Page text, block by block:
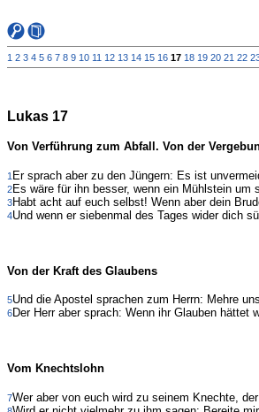
1 2 3 4 5 6 7 8 9 10 11 12 13 14 15 16 17 18 19 20 21 22
Lukas 17
Von Verführung zum Abfall. Von der
1 Er sprach aber zu den Jüngern: Es ist
2Es wäre für ihn besser, wenn ein Mühlstein
3Habt acht auf euch selbst! Wenn aber dein
4Und wenn er siebenmal des Tages wider dich
Von der Kraft des Glaubens
5Und die Apostel sprachen zum Herrn: Mehre
6Der Herr aber sprach: Wenn ihr Glauben
Vom Knechtslohn
7Wer aber von euch wird zu seinem Knechte,